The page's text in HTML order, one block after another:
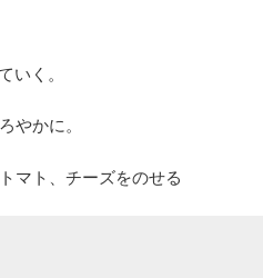
いく。
やかに。
マト、チーズをのせる